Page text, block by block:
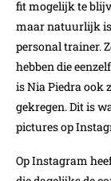
fit mogelijk te
maar natuurlijk
personal trainer.
hebben die
is Nia Piedra ook
gekregen. Dit is
pictures op
Op Instagram